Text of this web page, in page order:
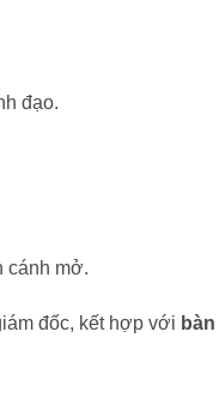
đạo.
cánh mở.
đốc, kết hợp với